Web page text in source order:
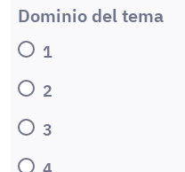
Dominio del tema
1
2
3